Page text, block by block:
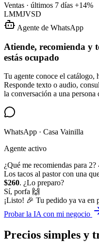
Ventas · últimos 7 días +14%
LMMJVSD
Agente de WhatsApp
Atiende, recomienda y
estás ocupado
Tu agente conoce el
Responde texto o audio,
la conversación a una persona
WhatsApp · Casa Vainilla
Agente activo
¿Qué me recomiendas para 2?
Los tacos al pastor con una
$260. ¿Lo preparo?
Sí, porfa 🙌
¡Listo! 🎉 Tu pedido ya va en
Probar la IA con mi negocio
Precios simples y